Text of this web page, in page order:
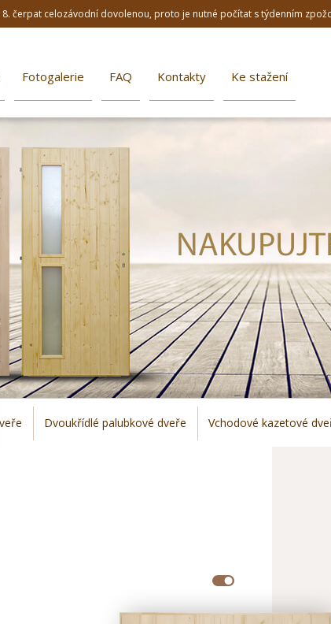
8. čerpat celozávodní dovolenou, proto je nutné počítat s týdenním
Fotogalerie FAQ Kontakty Ke stažení
Dvoukřídlé palubkové dveře Vchodové kazetové